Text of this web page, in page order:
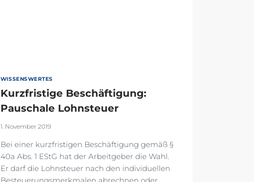
WISSENSWERTES
Kurzfristige Beschäftigung:
Pauschale Lohnsteuer
1. November 2019
Bei einer kurzfristigen Beschäftigung gemäß §
40a Abs. 1 EStG hat der Arbeitgeber die Wahl.
Er darf die Lohnsteuer nach den individuellen